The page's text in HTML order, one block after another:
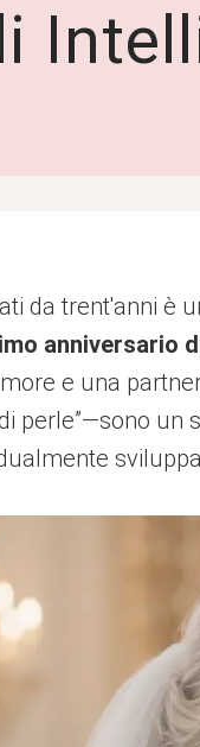
da trent'anni è
anniversario
e una
perle”—sono